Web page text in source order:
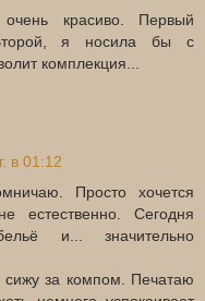
красиво. Первый
я носила бы с
комплекция...
в 01:12
Просто хочется
естественно. Сегодня
и... значительно
за компом. Печатаю